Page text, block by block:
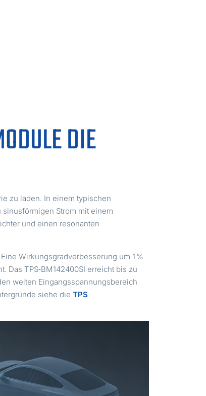
DIE
zu laden. In einem typischen
sinusförmigen Strom mit einem
und einen resonanten
Wirkungsgradverbesserung um 1 %
Das TPS‑BM142400SI erreicht bis zu
weiten Eingangsspannungsbereich
siehe dieTPS